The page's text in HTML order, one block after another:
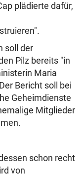
plädierte dafür,
soll der
Pilz bereits "in
Maria
Bericht soll bei
Geheimdienste
Mitglieder
schon recht
von